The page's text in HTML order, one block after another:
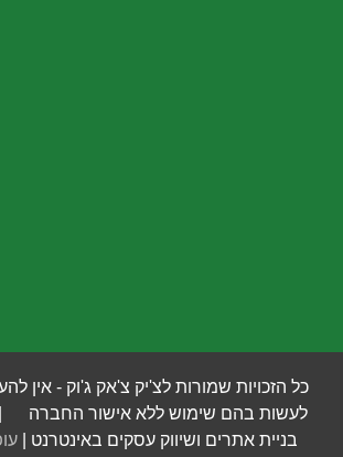
כל הזכויות שמורות לצ'יק צ'אק ג'וק - אין
לעשות בהם שימוש ללא אישור
בניית אתרים ושיווק עסקים באינטרנט |